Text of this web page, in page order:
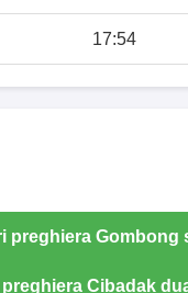
17:54
preghiera Gombong
Cibadak